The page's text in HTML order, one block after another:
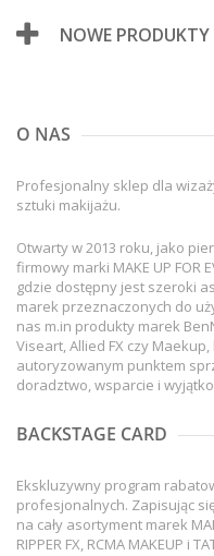
NOWE PRODUKTY
O NAS
Profesjonalny sklep dla
sztuki makijażu.
Otwarty w 2013 roku, jako
firmowy marki MAKE UP FOR
gdzie dostępny jest szeroki
marek przeznaczonych do
nas m.in produkty marek
Viseart, Allied FX czy
autoryzowanym punktem
doradztwo, wsparcie i
BACKSTAGE CARD
Ekskluzywny program
profesjonalnych. Zapisując
na cały asortyment marek
RIPPER FX, RCMA MAKEUP i